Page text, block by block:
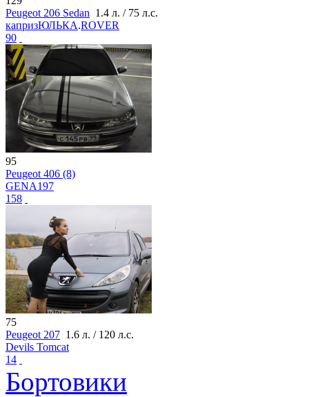
Peugeot 206 Sedan 1.4 л. / 75 л.с.
капризЮЛЬКА.ROVER
90
95
Peugeot 406 (8)
GENA197
158
75
Peugeot 207 1.6 л. / 120 л.с.
Devils Tomcat
14
Бортовики